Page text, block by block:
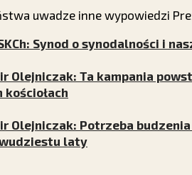
uwadze inne wypowiedzi
Synod o synodalności i
Olejniczak: Ta kampania
kościołach
Olejniczak: Potrzeba
laty